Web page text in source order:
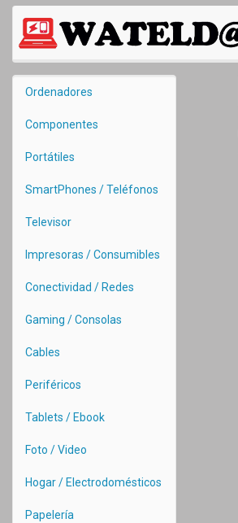
Ordenadores
Componentes
Portátiles
SmartPhones / Teléfonos
Televisor
Impresoras / Consumibles
Conectividad / Redes
Gaming / Consolas
Cables
Periféricos
Tablets / Ebook
Foto / Video
Hogar / Electrodomésticos
Papelería